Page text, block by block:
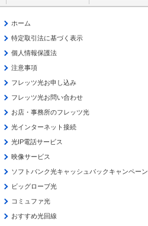
ホーム
特定取引法に基づく表示
個人情報保護法
注意事項
フレッツ光お申し込み
フレッツ光お問い合わせ
お店・事務所のフレッツ光
光インターネット接続
光IP電話サービス
映像サービス
ソフトバンク光キャッシュバックキャンペーン
ビッグローブ光
コミュファ光
おすすめ光回線